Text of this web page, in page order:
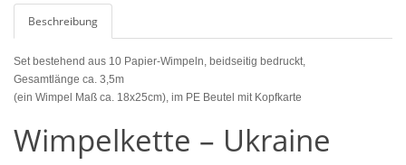
Beschreibung
Set bestehend aus 10 Papier-Wimpeln, beidseitig bedruckt,
Gesamtlänge ca. 3,5m
(ein Wimpel Maß ca. 18x25cm), im PE Beutel mit Kopfkarte
Wimpelkette – Ukraine